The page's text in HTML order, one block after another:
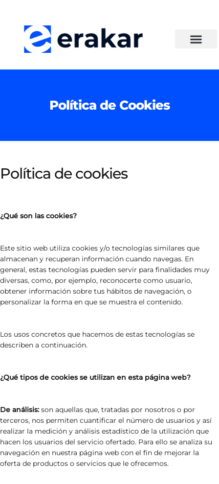
Política de Cookies
Política de cookies
¿Qué son las cookies?
Este sitio web utiliza cookies y/o tecnologías similares que
almacenan y recuperan información cuando navegas. En
general, estas tecnologías pueden servir para finalidades muy
diversas, como, por ejemplo, reconocerte como usuario,
obtener información sobre tus hábitos de navegación, o
personalizar la forma en que se muestra el contenido.
Los usos concretos que hacemos de estas tecnologías se
describen a continuación.
¿Qué tipos de cookies se utilizan en esta página web?
De análisis: son aquellas que, tratadas por nosotros o por
terceros, nos permiten cuantificar el número de usuarios y así
realizar la medición y análisis estadístico de la utilización que
hacen los usuarios del servicio ofertado. Para ello se analiza su
navegación en nuestra página web con el fin de mejorar la
oferta de productos o servicios que le ofrecemos.